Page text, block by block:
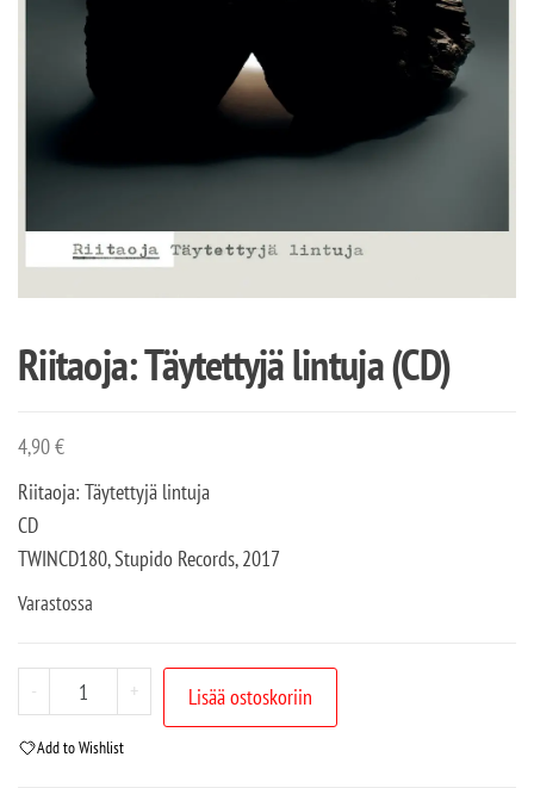
Riitaoja: Täytettyjä lintuja (CD)
4,90€
Riitaoja: Täytettyjä lintuja
CD
TWINCD180, Stupido Records, 2017
Varastossa
- + Lisää ostoskoriin
Add to Wishlist